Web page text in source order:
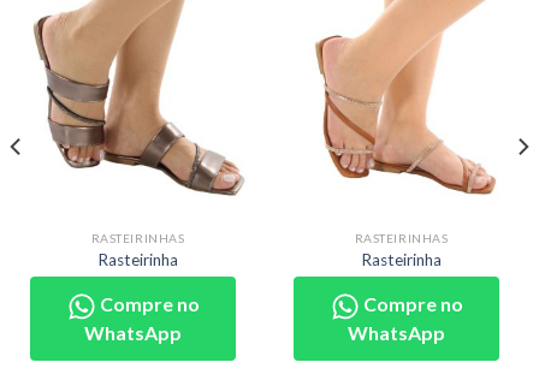
RASTEIRINHAS
Rasteirinha
Compre no
WhatsApp
RASTEIRINHAS
Rasteirinha
Compre no
WhatsApp